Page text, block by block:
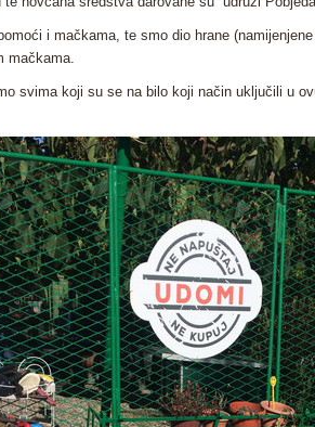
i mačkama, te smo dio hrane
mačkama.
svima koji su se na bilo koji način uključili u